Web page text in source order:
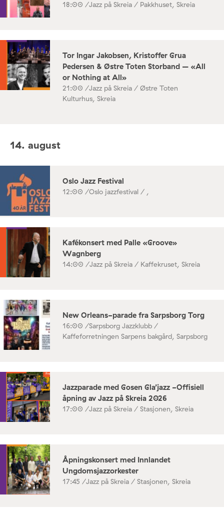
18:00 /Jazz på Skreia / Pakkhuset, Skreia
Tor Ingar Jakobsen, Kristoffer Grua
Pedersen & Østre Toten Storband – «All
or Nothing at All»
21:00 /Jazz på Skreia / Østre Toten
Kulturhus, Skreia
14. august
Oslo Jazz Festival
12:00 /Oslo jazzfestival / ,
Kafékonsert med Palle «Groove»
Wagnberg
14:00 /Jazz på Skreia / Kaffekruset, Skreia
New Orleans-parade fra Sarpsborg Torg
16:00 /Sarpsborg Jazzklubb /
Kaffeforretningen Sarpens bakgård, Sarpsborg
Jazzparade med Gosen Gla’jazz -Offisiell
åpning av Jazz på Skreia 2026
17:00 /Jazz på Skreia / Stasjonen, Skreia
Åpningskonsert med Innlandet
Ungdomsjazzorkester
17:45 /Jazz på Skreia / Stasjonen, Skreia